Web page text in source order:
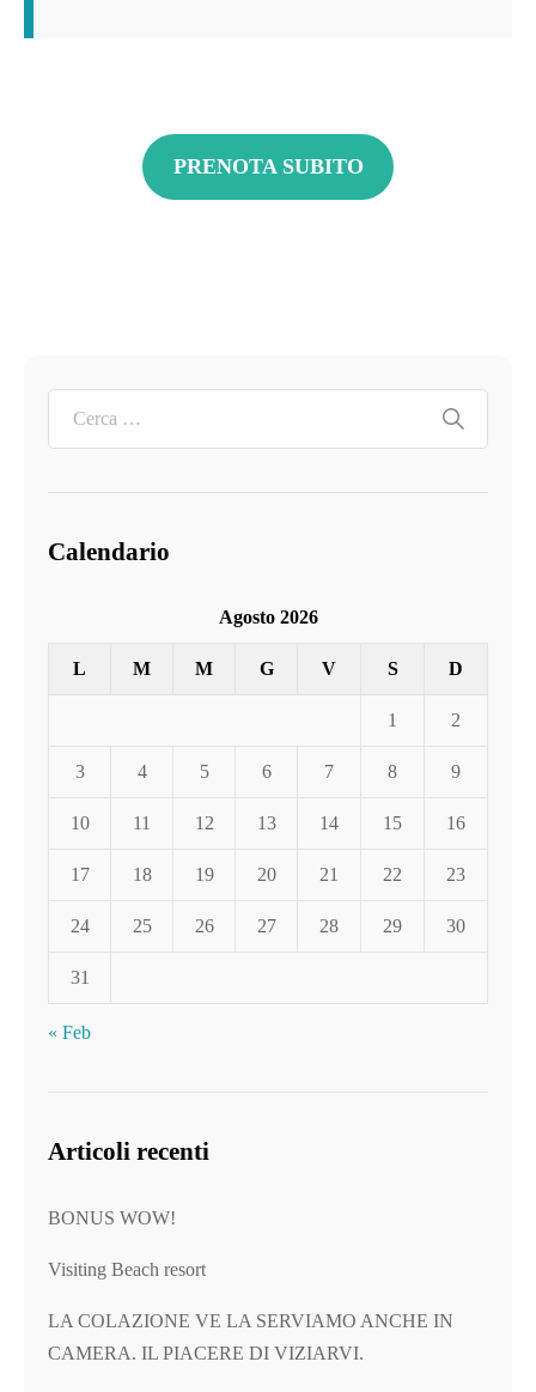
PRENOTA SUBITO
Calendario
Agosto 2026
L M M G V S D
1 2
3 4 5 6 7 8 9
10 11 12 13 14 15 16
17 18 19 20 21 22 23
24 25 26 27 28 29 30
31
« Feb
Articoli recenti
BONUS WOW!
Visiting Beach resort
LA COLAZIONE VE LA SERVIAMO ANCHE IN
CAMERA. IL PIACERE DI VIZIARVI.